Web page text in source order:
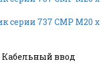
Кабельный ввод